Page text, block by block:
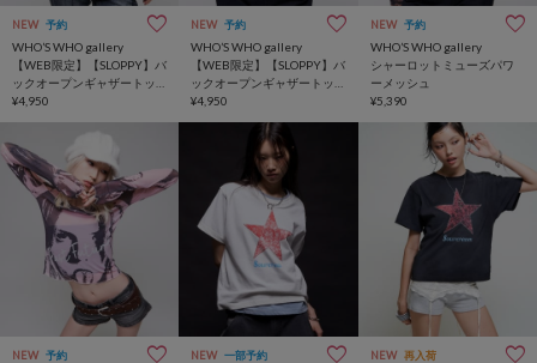
NEW 予約
WHO’S WHO gallery
【WEB限定】【SLOPPY】バ
ックオープンギャザートッ
プス
¥4,950
NEW 予約
WHO’S WHO gallery
【WEB限定】【SLOPPY】バ
ックオープンギャザートッ
プス
¥4,950
NEW 予約
WHO’S WHO gallery
シャーロットミューズパワ
ーメッシュ
¥5,390
NEW 予約 NEW 一部予約 NEW 再入荷